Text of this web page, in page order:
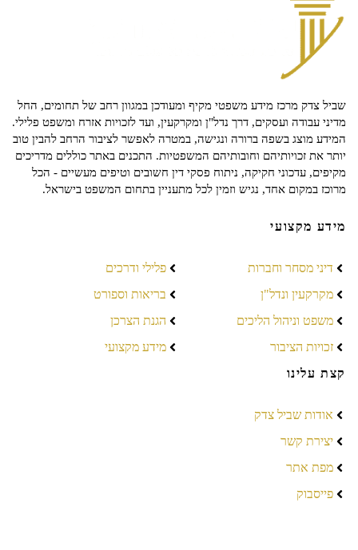
שביל צדק מרכז מידע משפטי מקיף ומעודכן במגוון רחב של תחומים, החל
מדיני עבודה ועסקים, דרך נדל"ן ומקרקעין, ועד לזכויות אזרח ומשפט פלילי.
המידע מוצג בשפה ברורה ונגישה, במטרה לאפשר לציבור הרחב להבין טוב
יותר את זכויותיהם וחובותיהם המשפטיות. התכנים באתר כוללים מדריכים
מקיפים, עדכוני חקיקה, ניתוח פסקי דין חשובים וטיפים מעשיים - הכל
מרוכז במקום אחד, נגיש וזמין לכל מתעניין בתחום המשפט בישראל.
מידע מקצועי
דיני מסחר וחברות
מקרקעין ונדל"ן
משפט וניהול הליכים
זכויות הציבור
פלילי ודרכים
בריאות וספורט
הגנת הצרכן
מידע מקצועי
קצת עלינו
אודות שביל צדק
יצירת קשר
מפת אתר
פייסבוק